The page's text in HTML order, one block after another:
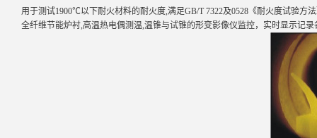
用于测试1900℃以下耐火材料的耐火度,满足GB/T 7322及0528《耐火度试验方
全纤维节能炉衬,高温热电偶测温,温锥与试锥的形变影像仪监控，实时显示记